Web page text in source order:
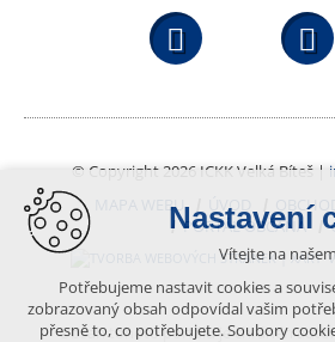
Facebook
© Copyright 2026 ICKK Velká Bíteš |
MAPA WEBU
ÚVOD
PORTÁL OBČANA
Obsah tohoto portálu je chráněn
Nastavení
Vítejte na
Potřebujeme nastavit cookies a
zobrazovaný obsah odpovídal vašim
přesně to, co potřebujete. Soubory